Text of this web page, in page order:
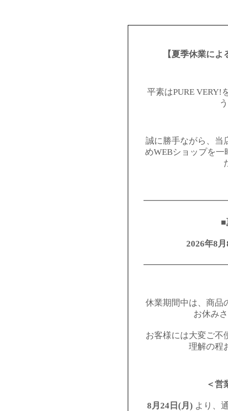
【夏季休業に
平素はPURE VERY!
誠に勝手ながら、当
めWEBショップを
■
2026年8
休業期間中は、商品
お休み
お客様には大変ご不
理解の程
＜営
8月24日(月) より、